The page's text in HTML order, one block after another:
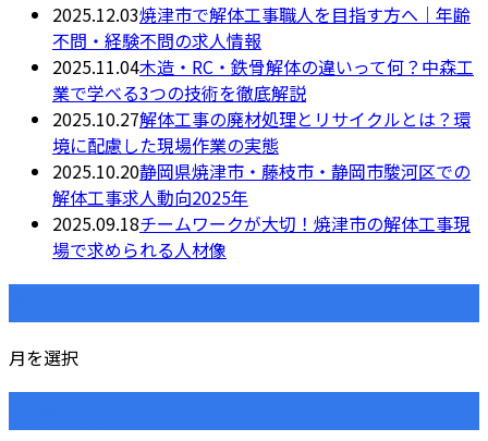
2025.12.03焼津市で解体工事職人を目指す方へ｜年齢
不問・経験不問の求人情報
2025.11.04木造・RC・鉄骨解体の違いって何？中森工
業で学べる3つの技術を徹底解説
2025.10.27解体工事の廃材処理とリサイクルとは？環
境に配慮した現場作業の実態
2025.10.20静岡県焼津市・藤枝市・静岡市駿河区での
解体工事求人動向2025年
2025.09.18チームワークが大切！焼津市の解体工事現
場で求められる人材像
月を選択